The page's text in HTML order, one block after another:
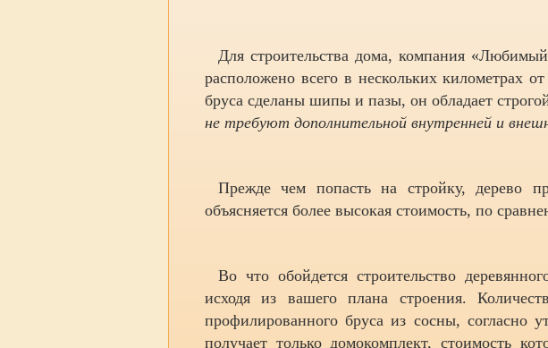
Для строительства дома, компания
расположено всего в нескольких километрах
бруса сделаны шипы и пазы, он обладает
не требуют дополнительной внутренней и
Прежде чем попасть на стройку, дерево
объясняется более высокая стоимость, по
Во что обойдется строительство
исходя из вашего плана строения.
профилированного бруса из сосны, согласно
получает только домокомплект, стоимость